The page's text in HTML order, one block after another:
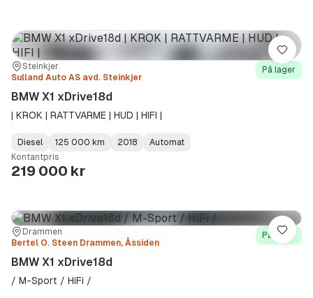
Sted:
Steinkjer
Forhandler:
Sulland Auto AS avd. Steinkjer
På lager
BMW X1 xDrive18d
| KROK | RATTVARME | HUD | HIFI |
Fuel
Type:
Diesel
Kilometerstand :
125 000 km
Model
Year:
2018
Gearbox
Type:
Automat
Kontantpris
219 000 kr
Lagre
Sted:Drammen
Forhandler:
Bertel O. Steen Drammen, Åssiden
På lager
BMW X1 xDrive18d
/ M-Sport / HiFi /
Lagre